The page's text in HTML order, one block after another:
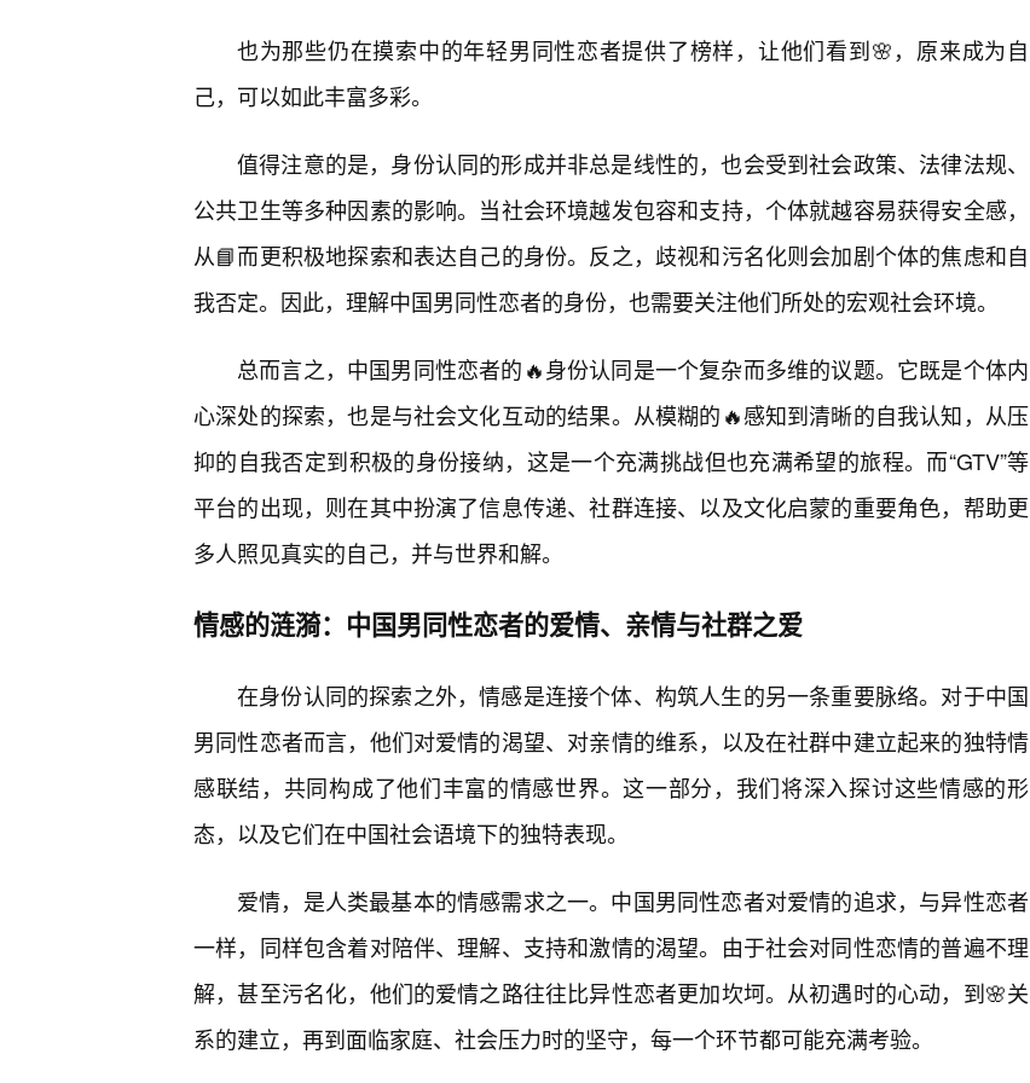
也为那些仍在摸索中的年轻男同性恋者提供了榜样，让他们看到🌸，原来成为自
己，可以如此丰富多彩。
值得注意的是，身份认同的形成并非总是线性的，也会受到社会政策、法律法规、
公共卫生等多种因素的影响。当社会环境越发包容和支持，个体就越容易获得安全感，
从📘而更积极地探索和表达自己的身份。反之，歧视和污名化则会加剧个体的焦虑和自
我否定。因此，理解中国男同性恋者的身份，也需要关注他们所处的宏观社会环境。
总而言之，中国男同性恋者的🔥身份认同是一个复杂而多维的议题。它既是个体内
心深处的探索，也是与社会文化互动的结果。从模糊的🔥感知到清晰的自我认知，从压
抑的自我否定到积极的身份接纳，这是一个充满挑战但也充满希望的旅程。而“GTV”等
平台的出现，则在其中扮演了信息传递、社群连接、以及文化启蒙的重要角色，帮助更
多人照见真实的自己，并与世界和解。
情感的涟漪：中国男同性恋者的爱情、亲情与社群之爱
在身份认同的探索之外，情感是连接个体、构筑人生的另一条重要脉络。对于中国
男同性恋者而言，他们对爱情的渴望、对亲情的维系，以及在社群中建立起来的独特情
感联结，共同构成了他们丰富的情感世界。这一部分，我们将深入探讨这些情感的形
态，以及它们在中国社会语境下的独特表现。
爱情，是人类最基本的情感需求之一。中国男同性恋者对爱情的追求，与异性恋者
一样，同样包含着对陪伴、理解、支持和激情的渴望。由于社会对同性恋情的普遍不理
解，甚至污名化，他们的爱情之路往往比异性恋者更加坎坷。从初遇时的心动，到🌸关
系的建立，再到面临家庭、社会压力时的坚守，每一个环节都可能充满考验。